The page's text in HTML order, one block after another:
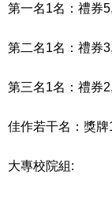
第一名1名：禮券
第二名1名：禮券
第三名1名：禮券
佳作若干名：獎牌
大專校院組: